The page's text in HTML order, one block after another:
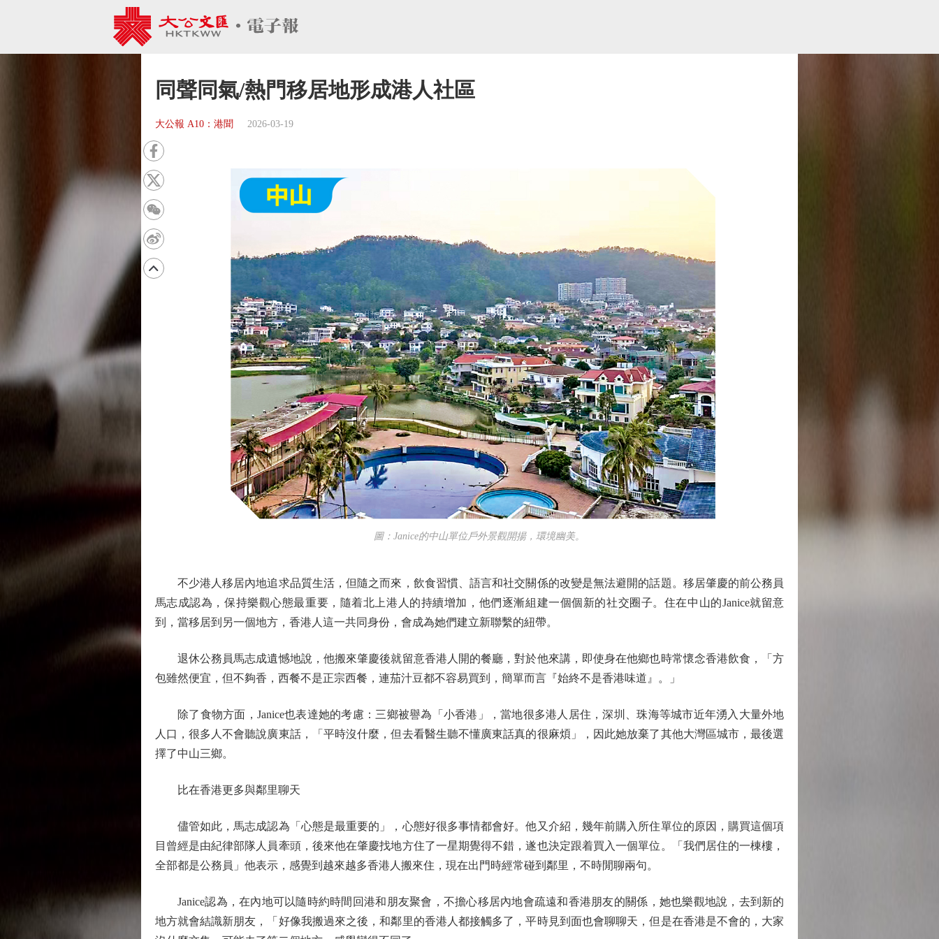
同聲同氣/熱門移居地形成港人社區
大公報 A10：港聞 2026-03-19
圖：Janice的中山單位戶外景觀開揚，環境幽美。
不少港人移居內地追求品質生活，但隨之而來，飲食習慣、語言和社交關係的改變是無法避開的話題。移居肇慶的前公務員
馬志成認為，保持樂觀心態最重要，隨着北上港人的持續增加，他們逐漸組建一個個新的社交圈子。住在中山的Janice就留意
到，當移居到另一個地方，香港人這一共同身份，會成為她們建立新聯繫的紐帶。
退休公務員馬志成遺憾地說，他搬來肇慶後就留意香港人開的餐廳，對於他來講，即使身在他鄉也時常懷念香港飲食，「方
包雖然便宜，但不夠香，西餐不是正宗西餐，連茄汁豆都不容易買到，簡單而言『始終不是香港味道』。」
除了食物方面，Janice也表達她的考慮：三鄉被譽為「小香港」，當地很多港人居住，深圳、珠海等城市近年湧入大量外地
人口，很多人不會聽說廣東話，「平時沒什麼，但去看醫生聽不懂廣東話真的很麻煩」，因此她放棄了其他大灣區城市，最後選
擇了中山三鄉。
比在香港更多與鄰里聊天
儘管如此，馬志成認為「心態是最重要的」，心態好很多事情都會好。他又介紹，幾年前購入所住單位的原因，購買這個項
目曾經是由紀律部隊人員牽頭，後來他在肇慶找地方住了一星期覺得不錯，遂也決定跟着買入一個單位。「我們居住的一棟樓，
全部都是公務員」他表示，感覺到越來越多香港人搬來住，現在出門時經常碰到鄰里，不時閒聊兩句。
Janice認為，在內地可以隨時約時間回港和朋友聚會，不擔心移居內地會疏遠和香港朋友的關係，她也樂觀地說，去到新的
地方就會結識新朋友，「好像我搬過來之後，和鄰里的香港人都接觸多了，平時見到面也會聊聊天，但是在香港是不會的，大家